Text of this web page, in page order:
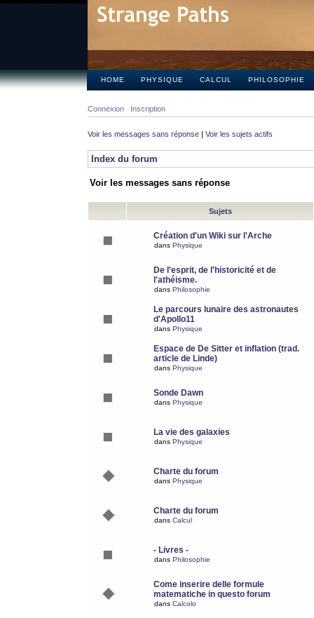
HOME PHYSIQUE CALCUL PHILOSOPHIE
Connexion Inscription
Voir les messages sans réponse | Voir les sujets actifs
Index du forum
Voir les messages sans réponse
Sujets
Création d'un Wiki sur l'Arche
dans Physique
De l'esprit, de l'historicité et de
l'athéisme.
dans Philosophie
Le parcours lunaire des astronautes
d'Apollo11
dans Physique
Espace de De Sitter et inflation (trad.
article de Linde)
dans Physique
Sonde Dawn
dans Physique
La vie des galaxies
dans Physique
Charte du forum
dans Physique
Charte du forum
dans Calcul
- Livres -
dans Philosophie
Come inserire delle formule
matematiche in questo forum
dans Calcolo